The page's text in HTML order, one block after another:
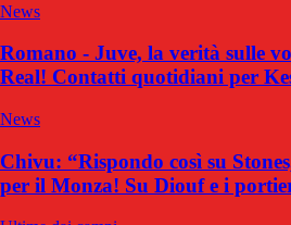
News
Romano - Juve, la verità sulle
Real! Contatti quotidiani per
News
Chivu: “Rispondo così su
per il Monza! Su Diouf e i